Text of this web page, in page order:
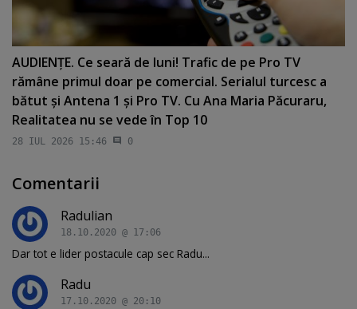
AUDIENŢE. Ce seară de luni! Trafic de pe Pro TV
rămâne primul doar pe comercial. Serialul turcesc a
bătut şi Antena 1 şi Pro TV. Cu Ana Maria Păcuraru,
Realitatea nu se vede în Top 10
28 IUL 2026 15:46 0
Comentarii
Radulian
18.10.2020 @ 17:06
Dar tot e lider postacule cap sec Radu...
Radu
17.10.2020 @ 20:10